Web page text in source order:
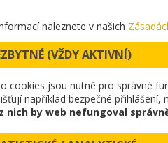
Stezka indiánů, která
naleznete v našich
(VŽDY AKTIVNÍ)
cookies jsou nutné pro správné
například bezpečné
nich by web nefungoval